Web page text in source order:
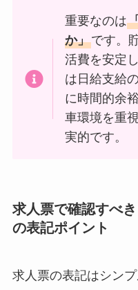
重要なのは
か」です。
活費を安定
は日給支給
に時間的余
車環境を重
実的です。
求人票で確認すべ
の表記ポイント
求人票の表記はシン